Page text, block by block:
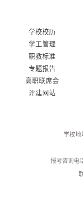
学校校历
学工管理
职教标准
专题报告
高职联席会
评建网站
学校地
报考咨询电